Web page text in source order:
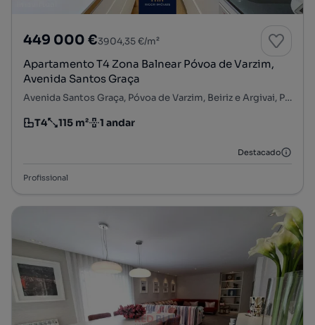
449 000 €3904,35 €/m²
Apartamento T4 Zona Balnear Póvoa de Varzim,
Avenida Santos Graça
Avenida Santos Graça, Póvoa de Varzim, Beiriz e Argivai, Póvoa de Varzim, Porto
Tipologia
T4
Preço por metro quadrado
115 m²
Andar 1 andar
Destacado
Profissional